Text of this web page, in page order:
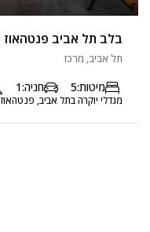
תל אביב, מרכז
מיטות:5 חניה:1
מגדלי יוקרה בתל אביב, פנטהאוז